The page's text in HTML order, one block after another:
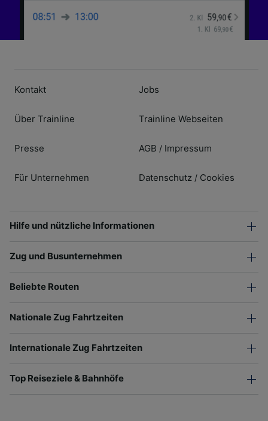
Kontakt
Über Trainline
Presse
Für Unternehmen
Jobs
Trainline Webseiten
AGB / Impressum
Datenschutz / Cookies
Hilfe und nützliche Informationen
Zug und Busunternehmen
Beliebte Routen
Nationale Zug Fahrtzeiten
Internationale Zug Fahrtzeiten
Top Reiseziele & Bahnhöfe